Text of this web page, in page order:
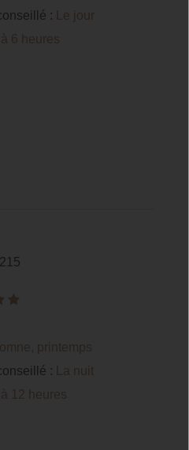
:
Le jour
6 heures
printemps
:
La nuit
12 heures